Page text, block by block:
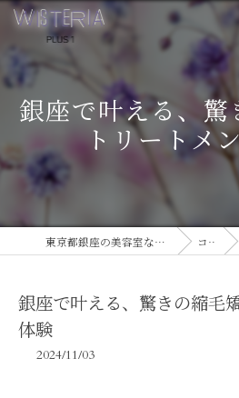
銀座で叶える、
トリートメ
東京都銀座の美容室ならWISTERIA PLUS 1 コラム
銀座で叶える、驚きの縮毛
体験
2024/11/03